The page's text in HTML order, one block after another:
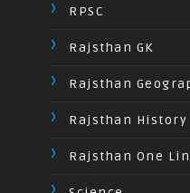
RPSC
Rajsthan GK
Rajsthan
Rajsthan History
Rajsthan One